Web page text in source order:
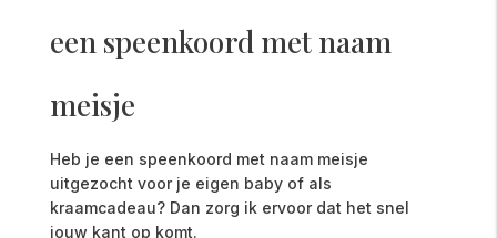
een speenkoord met naam
meisje
Heb je een speenkoord met naam meisje
uitgezocht voor je eigen baby of als
kraamcadeau? Dan zorg ik ervoor dat het snel
jouw kant op komt.